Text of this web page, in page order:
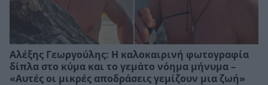
Αλέξης Γεωργούλης: Η καλοκαιρινή φωτογραφία
δίπλα στο κύμα και το γεμάτο νόημα μήνυμα –
«Αυτές οι μικρές αποδράσεις γεμίζουν μια ζωή»